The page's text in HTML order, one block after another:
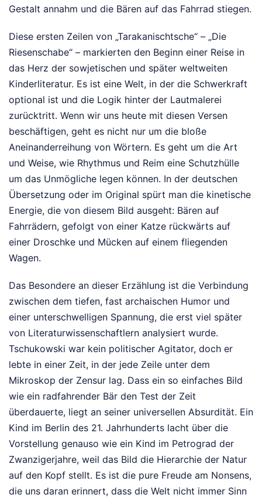
Gestalt annahm und die Bären auf das Fahrrad stiegen.
Diese ersten Zeilen von „Tarakanischtsche“ – „Die
Riesenschabe“ – markierten den Beginn einer Reise in
das Herz der sowjetischen und später weltweiten
Kinderliteratur. Es ist eine Welt, in der die Schwerkraft
optional ist und die Logik hinter der Lautmalerei
zurücktritt. Wenn wir uns heute mit diesen Versen
beschäftigen, geht es nicht nur um die bloße
Aneinanderreihung von Wörtern. Es geht um die Art
und Weise, wie Rhythmus und Reim eine Schutzhülle
um das Unmögliche legen können. In der deutschen
Übersetzung oder im Original spürt man die kinetische
Energie, die von diesem Bild ausgeht: Bären auf
Fahrrädern, gefolgt von einer Katze rückwärts auf
einer Droschke und Mücken auf einem fliegenden
Wagen.
Das Besondere an dieser Erzählung ist die Verbindung
zwischen dem tiefen, fast archaischen Humor und
einer unterschwelligen Spannung, die erst viel später
von Literaturwissenschaftlern analysiert wurde.
Tschukowski war kein politischer Agitator, doch er
lebte in einer Zeit, in der jede Zeile unter dem
Mikroskop der Zensur lag. Dass ein so einfaches Bild
wie ein radfahrender Bär den Test der Zeit
überdauerte, liegt an seiner universellen Absurdität. Ein
Kind im Berlin des 21. Jahrhunderts lacht über die
Vorstellung genauso wie ein Kind im Petrograd der
Zwanzigerjahre, weil das Bild die Hierarchie der Natur
auf den Kopf stellt. Es ist die pure Freude am Nonsens,
die uns daran erinnert, dass die Welt nicht immer Sinn